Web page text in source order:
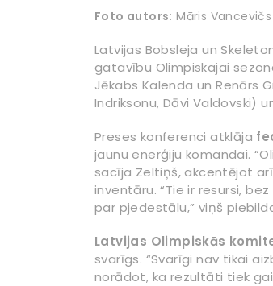
Foto autors: Māris Vancevičs
Latvijas Bobsleja un
gatavību Olimpiskajai
Jēkabs Kalenda un Renārs
Indriksonu, Dāvi Valdovski)
Preses konferenci atklāja
jaunu enerģiju komandai.
sacīja Zeltiņš, akcentējot
inventāru. “Tie ir resursi,
par pjedestālu,” viņš
Latvijas Olimpiskās
svarīgs. “Svarīgi nav tikai
norādot, ka rezultāti tiek